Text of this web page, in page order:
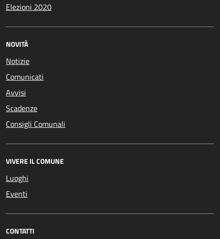
Elezioni 2020
NOVITÀ
Notizie
Comunicati
Avvisi
Scadenze
Consigli Comunali
VIVERE IL COMUNE
Luoghi
Eventi
CONTATTI